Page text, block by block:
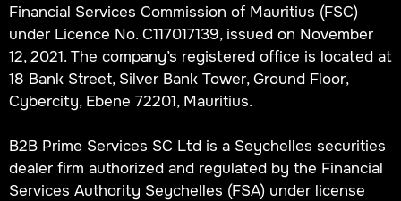
Financial Services Commission of Mauritius (FSC)
under Licence No. C117017139, issued on November
12, 2021. The company’s registered office is located at
18 Bank Street, Silver Bank Tower, Ground Floor,
Cybercity, Ebene 72201, Mauritius.
B2B Prime Services SC Ltd is a Seychelles securities
dealer firm authorized and regulated by the Financial
Services Authority Seychelles (FSA) under license